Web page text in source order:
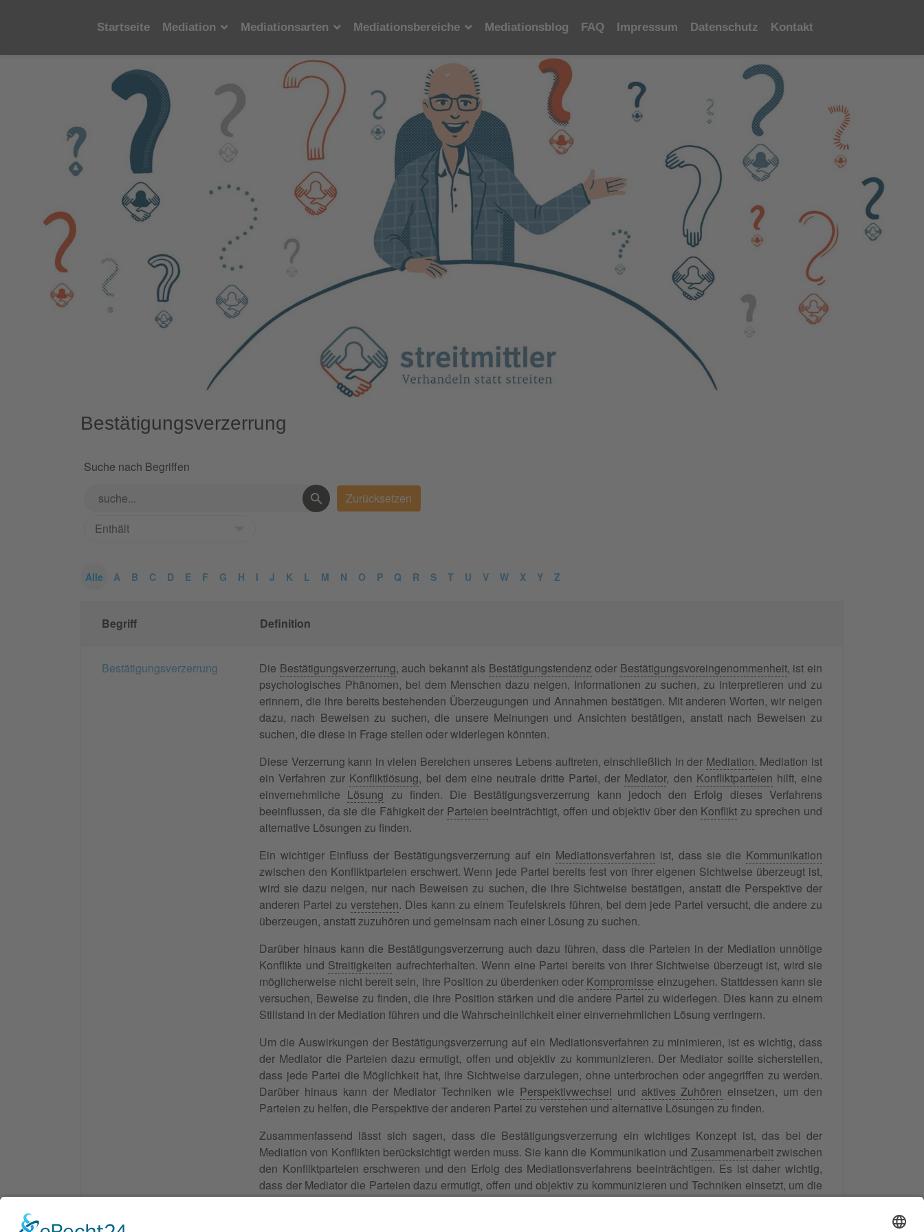
Startseite Mediation Mediationsarten Mediationsbereiche Mediationsblog FAQ Impressum Datenschutz Kontakt
Bestätigungsverzerrung
Suche nach Begriffen
Alle A B C D E F G H I J K L M N O P Q R S T U V W X Y Z
Begriff Definition
Bestätigungsverzerrung Die Bestätigungsverzerrung, auch bekannt als Bestätigungstendenz oder Bestätigungsvoreingenommenheit, ist ein
psychologisches Phänomen, bei dem Menschen dazu neigen, Informationen zu suchen, zu interpretieren und zu
erinnern, die ihre bereits bestehenden Überzeugungen und Annahmen bestätigen. Mit anderen Worten, wir neigen
dazu, nach Beweisen zu suchen, die unsere Meinungen und Ansichten bestätigen, anstatt nach Beweisen zu
suchen, die diese in Frage stellen oder widerlegen könnten.
Diese Verzerrung kann in vielen Bereichen unseres Lebens auftreten, einschließlich in der Mediation. Mediation ist
ein Verfahren zur Konfliktlösung, bei dem eine neutrale dritte Partei, der Mediator, den Konfliktparteien hilft, eine
einvernehmliche Lösung zu finden. Die Bestätigungsverzerrung kann jedoch den Erfolg dieses Verfahrens
beeinflussen, da sie die Fähigkeit der Parteien beeinträchtigt, offen und objektiv über den Konflikt zu sprechen und
alternative Lösungen zu finden.
Ein wichtiger Einfluss der Bestätigungsverzerrung auf ein Mediationsverfahren ist, dass sie die Kommunikation
zwischen den Konfliktparteien erschwert. Wenn jede Partei bereits fest von ihrer eigenen Sichtweise überzeugt ist,
wird sie dazu neigen, nur nach Beweisen zu suchen, die ihre Sichtweise bestätigen, anstatt die Perspektive der
anderen Partei zu verstehen. Dies kann zu einem Teufelskreis führen, bei dem jede Partei versucht, die andere zu
überzeugen, anstatt zuzuhören und gemeinsam nach einer Lösung zu suchen.
Darüber hinaus kann die Bestätigungsverzerrung auch dazu führen, dass die Parteien in der Mediation unnötige
Konflikte und Streitigkeiten aufrechterhalten. Wenn eine Partei bereits von ihrer Sichtweise überzeugt ist, wird sie
möglicherweise nicht bereit sein, ihre Position zu überdenken oder Kompromisse einzugehen. Stattdessen kann sie
versuchen, Beweise zu finden, die ihre Position stärken und die andere Partei zu widerlegen. Dies kann zu einem
Stillstand in der Mediation führen und die Wahrscheinlichkeit einer einvernehmlichen Lösung verringern.
Um die Auswirkungen der Bestätigungsverzerrung auf ein Mediationsverfahren zu minimieren, ist es wichtig, dass
der Mediator die Parteien dazu ermutigt, offen und objektiv zu kommunizieren. Der Mediator sollte sicherstellen,
dass jede Partei die Möglichkeit hat, ihre Sichtweise darzulegen, ohne unterbrochen oder angegriffen zu werden.
Darüber hinaus kann der Mediator Techniken wie Perspektivwechsel und aktives Zuhören einsetzen, um den
Parteien zu helfen, die Perspektive der anderen Partei zu verstehen und alternative Lösungen zu finden.
Zusammenfassend lässt sich sagen, dass die Bestätigungsverzerrung ein wichtiges Konzept ist, das bei der
Mediation von Konflikten berücksichtigt werden muss. Sie kann die Kommunikation und Zusammenarbeitzwischen
den Konfliktparteien erschweren und den Erfolg des Mediationsverfahrens beeinträchtigen. Es ist daher wichtig,
dass der Mediator die Parteien dazu ermutigt, offen und objektiv zu kommunizieren und Techniken einsetzt, um die
Auswirkungen der Bestätigungsverzerrung zu minimieren und eine einvernehmliche Lösung zu finden.